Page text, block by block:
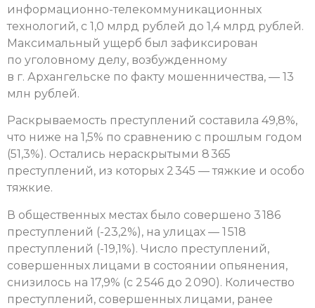
информационно-телекоммуникационных
технологий, с 1,0 млрд рублей до 1,4 млрд рублей.
Максимальный ущерб был зафиксирован
по уголовному делу, возбужденному
в г. Архангельске по факту мошенничества, — 13
млн рублей.
Раскрываемость преступлений составила 49,8%,
что ниже на 1,5% по сравнению с прошлым годом
(51,3%). Остались нераскрытыми 8 365
преступлений, из которых 2 345 — тяжкие и особо
тяжкие.
В общественных местах было совершено 3 186
преступлений (-23,2%), на улицах — 1 518
преступлений (-19,1%). Число преступлений,
совершенных лицами в состоянии опьянения,
снизилось на 17,9% (с 2 546 до 2 090). Количество
преступлений, совершенных лицами, ранее